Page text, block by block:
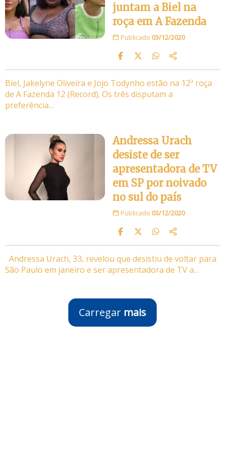
juntam a Biel na
roça em A Fazenda
Publicado 03/12/2020
Biel, Jakelyne Oliveira e Jojo Todynho estão na 12ª roça
de A Fazenda 12 (Record). Os três disputam a
preferência…
Andressa Urach
desiste de ser
apresentadora de TV
em SP por noivado
no sul do país
Publicado 03/12/2020
Andressa Urach, 33, revelou que desistiu de voltar para
São Paulo em janeiro e ser apresentadora de TV a…
Carregar mais